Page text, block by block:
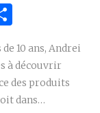
10 ans, Andrei
à découvrir
des produits
dans…